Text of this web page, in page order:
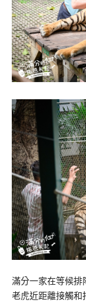
滿分一家在等候排
老虎近距離接觸和